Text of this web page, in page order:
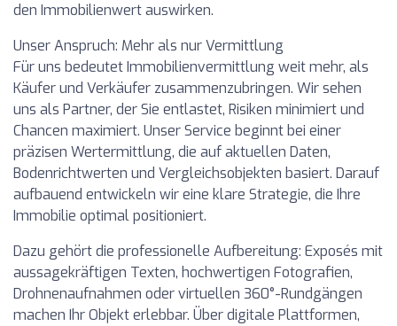
den Immobilienwert auswirken.
Unser Anspruch: Mehr als nur Vermittlung
Für uns bedeutet Immobilienvermittlung weit mehr, als
Käufer und Verkäufer zusammenzubringen. Wir sehen
uns als Partner, der Sie entlastet, Risiken minimiert und
Chancen maximiert. Unser Service beginnt bei einer
präzisen Wertermittlung, die auf aktuellen Daten,
Bodenrichtwerten und Vergleichsobjekten basiert. Darauf
aufbauend entwickeln wir eine klare Strategie, die Ihre
Immobilie optimal positioniert.
Dazu gehört die professionelle Aufbereitung: Exposés mit
aussagekräftigen Texten, hochwertigen Fotografien,
Drohnenaufnahmen oder virtuellen 360°-Rundgängen
machen Ihr Objekt erlebbar. Über digitale Plattformen,